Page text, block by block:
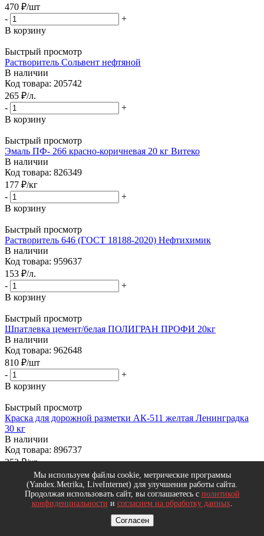
470 ₽/шт
-
+
В корзину
Быстрый просмотр
Растворитель Сольвент нефтяной
В наличии
Код товара: 205742
265 ₽/л.
-
+
В корзину
Быстрый просмотр
Эмаль ПФ- 266 красно-коричневая 20 кг Витеко
В наличии
Код товара: 826349
177 ₽/кг
-
+
В корзину
Быстрый просмотр
Растворитель 646 (ГОСТ 18188-2020) Нефтихимик
В наличии
Код товара: 959637
153 ₽/л.
-
+
В корзину
Быстрый просмотр
Шпатлевка цемент/белая ПОЛИГРАН ПРОФИ 20кг
В наличии
Код товара: 962648
810 ₽/шт
-
+
В корзину
Быстрый просмотр
Краска для дорожной разметки АК-511 желтая Ленинградка
30 кг
В наличии
Код товара: 896737
252₽/кг
+
В корзину
Быстрый просмотр
Лента малярная бумажная 38*50
Мы используем файлы cookie, метрические программы
(Yandex.Metrika, LiveInternet) для улучшения работы сайта.
Продолжая использовать сайт, вы соглашаетесь с политикой
конфиденциальности и согласием на обработку данных.
Согласен